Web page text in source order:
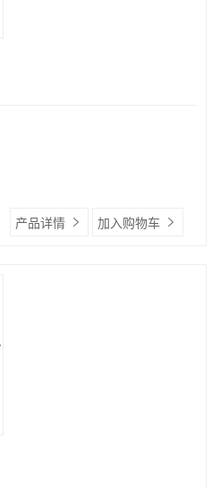
产品详情 加入购物车